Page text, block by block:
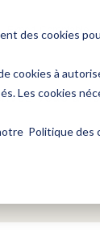
des cookies
cookies à
Les cookies
Politique des
Expert-Comptable
vous à